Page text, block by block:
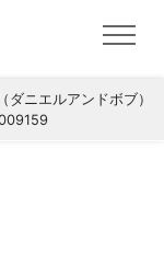
ニエルアンドボブ）